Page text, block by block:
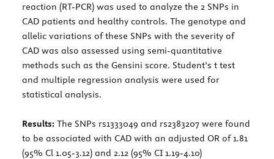
reaction (RT-PCR) was used to analyze the 2 SNPs in
CAD patients and healthy controls. The genotype and
allelic variations of these SNPs with the severity of
CAD was also assessed using semi-quantitative
methods such as the Gensini score. Student’s t test
and multiple regression analysis were used for
statistical analysis.
Results: The SNPs rs1333049 and rs2383207 were found
to be associated with CAD with an adjusted OR of 1.81
(95% Cl 1.05-3.12) and 2.12 (95% CI 1.19-4.10)